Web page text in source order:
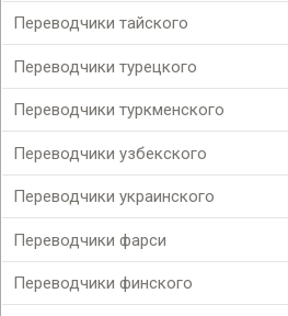
Переводчики тайского
Переводчики турецкого
Переводчики туркменского
Переводчики узбекского
Переводчики украинского
Переводчики фарси
Переводчики финского